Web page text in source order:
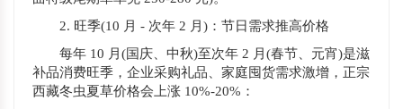
2. 旺季(10 月 - 次年 2 月)：节日需求推高价格
每年 10 月(国庆、中秋)至次年 2 月(春节、元宵)是滋
补品消费旺季，企业采购礼品、家庭囤货需求激增，正宗
西藏冬虫夏草价格会上涨 10%-20%：